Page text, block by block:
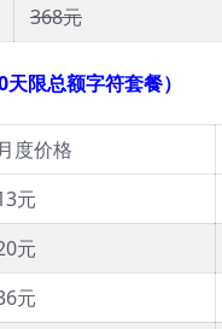
368元
限总额字符套餐）
月度价格
元
元
元